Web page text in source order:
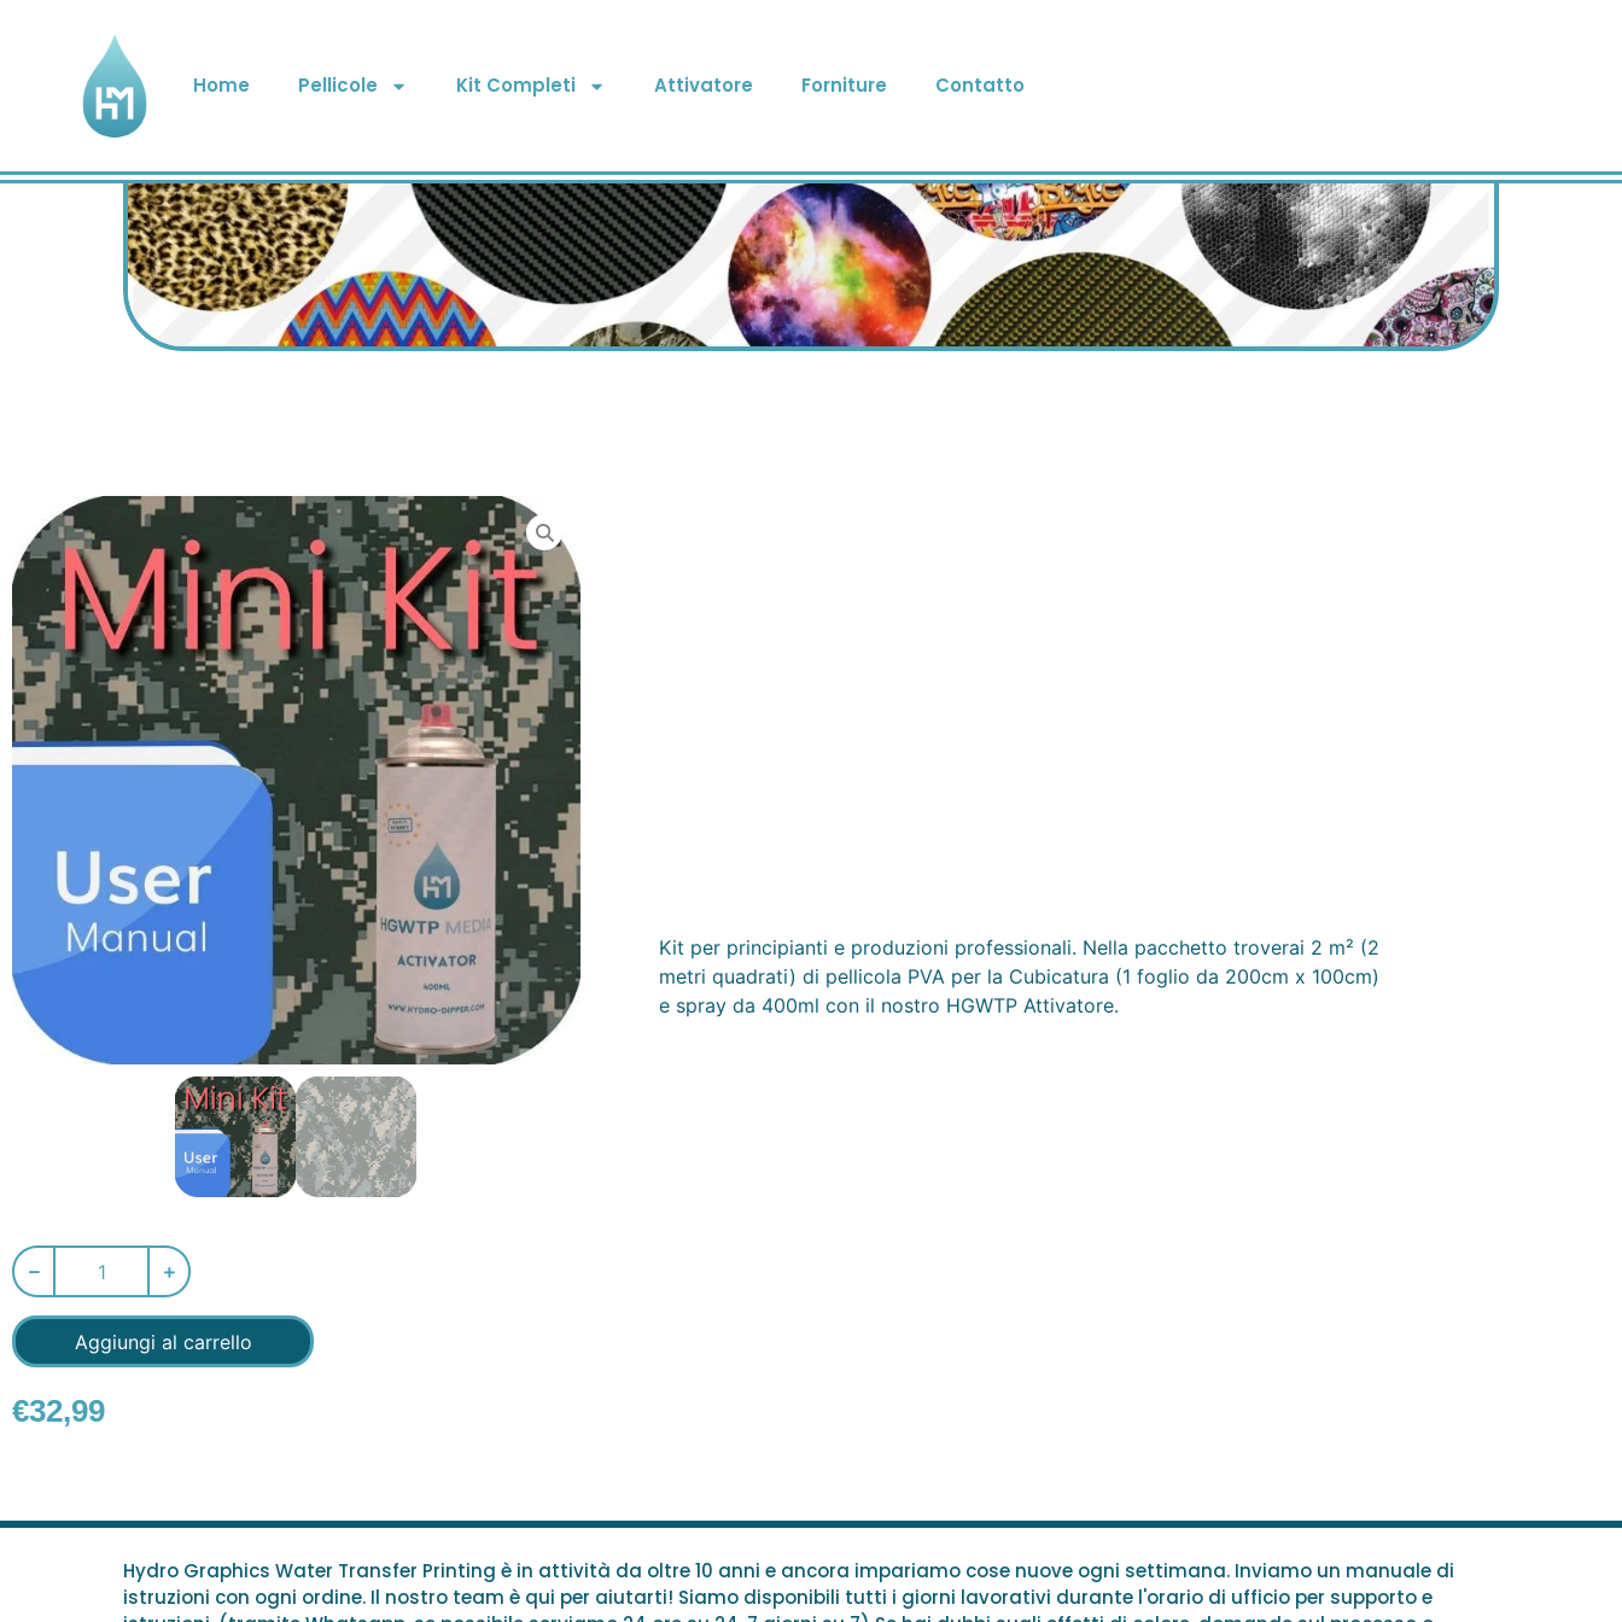
Home Pellicole Kit Completi Attivatore Forniture Contatto
Aggiungi al carrello
€32,99
Kit per principianti e produzioni professionali. Nella pacchetto troverai 2 m² (2
metri quadrati) di pellicola PVA per la Cubicatura (1 foglio da 200cm x 100cm)
e spray da 400ml con il nostro HGWTP Attivatore.
Hydro Graphics Water Transfer Printing è in attività da oltre 10 anni e ancora impariamo cose nuove ogni settimana. Inviamo un manuale di
istruzioni con ogni ordine. Il nostro team è qui per aiutarti! Siamo disponibili tutti i giorni lavorativi durante l'orario di ufficio per supporto e